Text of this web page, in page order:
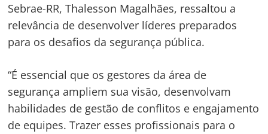
Sebrae-RR, Thalesson Magalhães, ressaltou a
relevância de desenvolver líderes preparados
para os desafios da segurança pública.
“É essencial que os gestores da área de
segurança ampliem sua visão, desenvolvam
habilidades de gestão de conflitos e engajamento
de equipes. Trazer esses profissionais para o